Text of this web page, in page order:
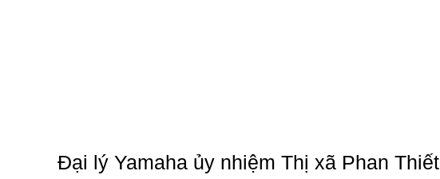
Đại lý Yamaha ủy nhiệm Thị xã Phan Thiết